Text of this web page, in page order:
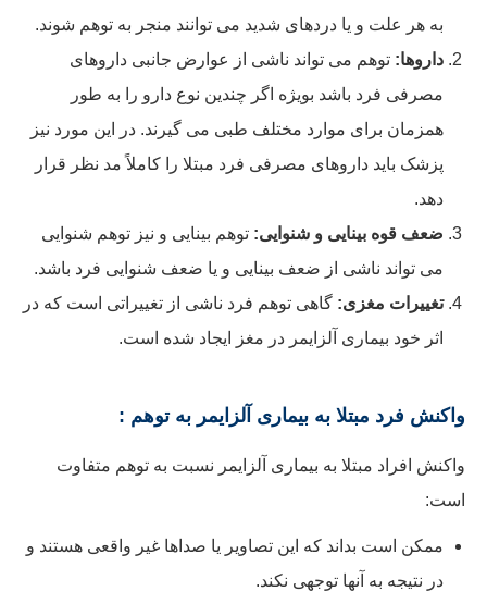
به هر علت و یا دردهای شدید می توانند منجر به توهم شوند.
داروها: توهم می تواند ناشی از عوارض جانبی داروهای
مصرفی فرد باشد بویژه اگر چندین نوع دارو را به طور
همزمان برای موارد مختلف طبی می گیرند. در این مورد نیز
پزشک باید داروهای مصرفی فرد مبتلا را کاملاً مد نظر قرار
دهد.
ضعف قوه بینایی و شنوایی: توهم بینایی و نیز توهم شنوایی
می تواند ناشی از ضعف بینایی و یا ضعف شنوایی فرد باشد.
تغییرات مغزی: گاهی توهم فرد ناشی از تغییراتی است که در
اثر خود بیماری آلزایمر در مغز ایجاد شده است.
واکنش فرد مبتلا به بیماری آلزایمر به توهم :
واکنش افراد مبتلا به بیماری آلزایمر نسبت به توهم متفاوت
است:
ممکن است بداند که این تصاویر یا صداها غیر واقعی هستند و
در نتیجه به آنها توجهی نکند.